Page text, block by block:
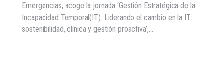
Emergencias, acoge la jornada ‘Gestión Estratégica de la
Incapacidad Temporal(IT). Liderando el cambio en la IT:
sostenibilidad, clínica y gestión proactiva’,…